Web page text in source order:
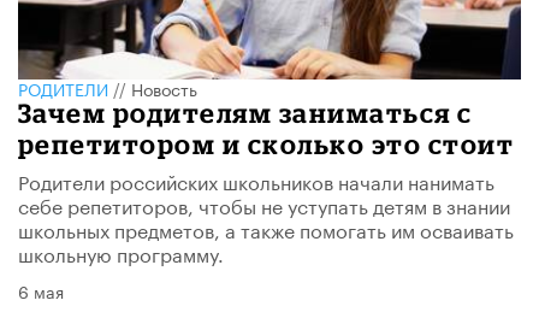
РОДИТЕЛИ // Новость
Зачем родителям заниматься с
репетитором и сколько это стоит
Родители российских школьников начали нанимать
себе репетиторов, чтобы не уступать детям в знании
школьных предметов, а также помогать им осваивать
школьную программу.
6 мая